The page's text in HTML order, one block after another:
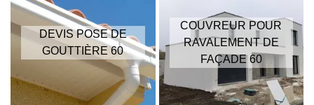
DEVIS POSE DE
GOUTTIÈRE 60
COUVREUR POUR
RAVALEMENT DE
FAÇADE 60